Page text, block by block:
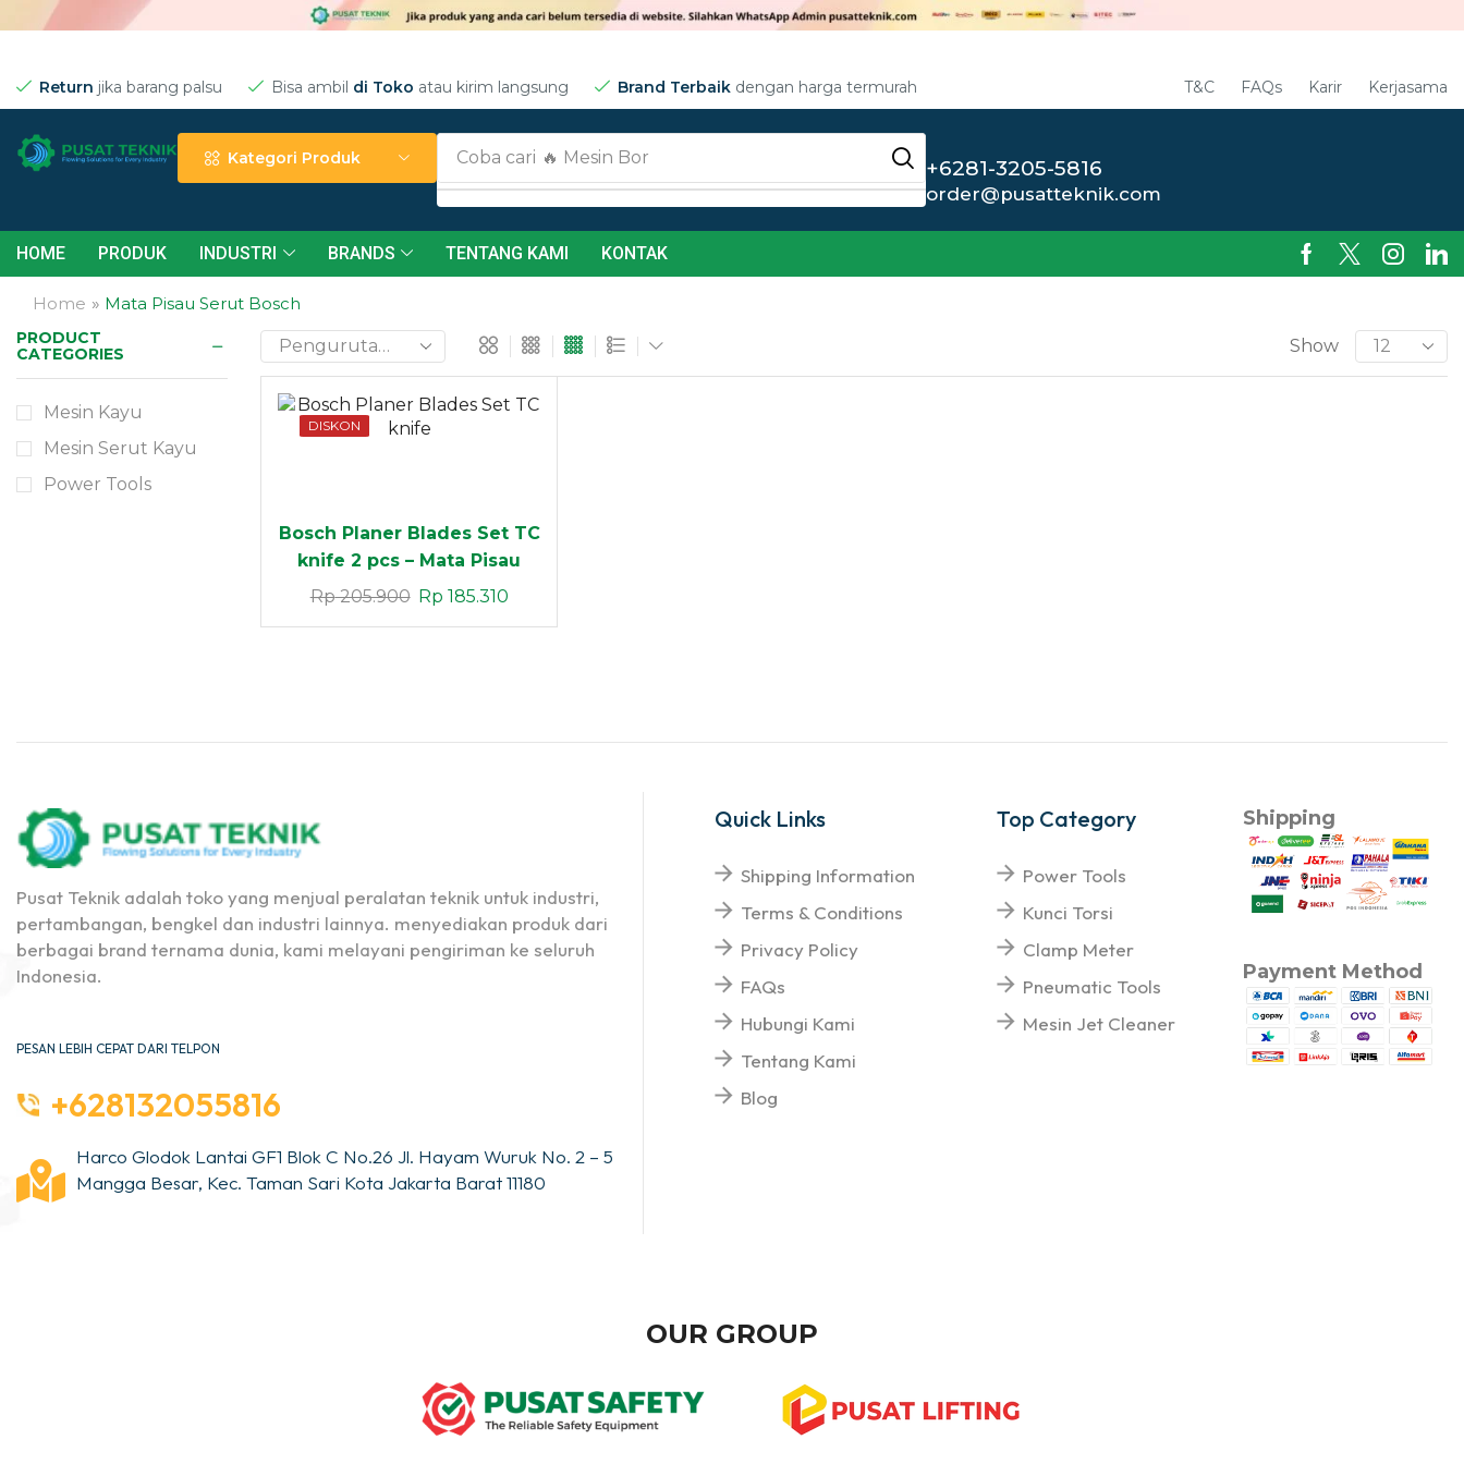
Return jika barang palsu Bisa ambil di Toko atau kirim langsung Brand Terbaik dengan harga termurah T&C FAQs Karir Kerjasama
Kategori Produk Coba cari 🔥 Jet Cleaner +6281-3205-5816
order@pusatteknik.com
HOME PRODUK INDUSTRI BRANDS TENTANG KAMI KONTAK
Home » Mata Pisau Serut Bosch
Show
DISKON
Bosch Planer Blades Set TC
knife 2 pcs – Mata Pisau
Serut Original
Rp205.900 Rp 185.310
PRODUCT
CATEGORIES
Mesin Kayu
Mesin Serut Kayu
Power Tools
Need Help?
24/7
Contact
Pusat Teknik adalah toko yang menjual peralatan teknik untuk industri,
pertambangan, bengkel dan industri lainnya. menyediakan produk dari
berbagai brand ternama dunia, kami melayani pengiriman ke seluruh
Indonesia.
PESAN LEBIH CEPAT DARI TELPON
+628132055816
Harco Glodok Lantai GF1 Blok C No.26 Jl. Hayam Wuruk No. 2 – 5
Mangga Besar, Kec. Taman Sari Kota Jakarta Barat 11180
Quick Links
Shipping Information
Terms & Conditions
Privacy Policy
FAQs
Hubungi Kami
Tentang Kami
Blog
Top Category
Power Tools
Kunci Torsi
Clamp Meter
Pneumatic Tools
Mesin Jet Cleaner
Shipping
Payment Method
OUR GROUP